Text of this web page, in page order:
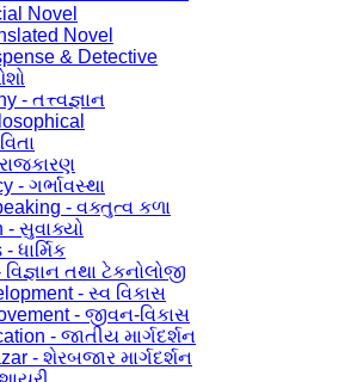
Novel
Novel
& Detective
- તત્ત્વજ્ઞાન
- ગર્ભાવસ્થા
- વક્તુત્વ કળા
- સુવાક્યો
ધાર્મિક
તથા ટેકનોલોજી
- સ્વ વિકાસ
- જીવન-વિકાસ
- જાતીય માર્ગદર્શન
- શેરબજાર માર્ગદર્શન